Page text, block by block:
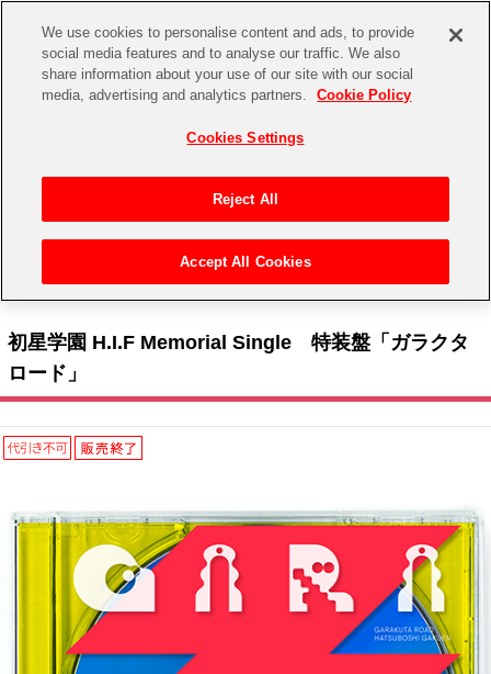
CHANNEL STORE EVENT
ゲーム
ASOBI TICKET ASOBI STAGE
その他先行受付
アイドルマスターシリーズ
アイドルマスター
アイドルマスター SideM
アイドルマスター シャイニーカラーズ
プロジェクトアイマス ヴイアライヴ
テイルズ オブ シリーズ
イベントグッズ
トイ・ホビー
アイドルマスター シリーズ>学園アイドルマスター
初星学園 H.I.F Memorial Single 特装盤「ガラクタ
ロード」
We use cookies to personalise content and ads, to provide
social media features and to analyse our traffic. We also
share information about your use of our site with our social
media, advertising and analytics partners.
Cookie Policy
Cookies Settings
Reject All
Accept All Cookies